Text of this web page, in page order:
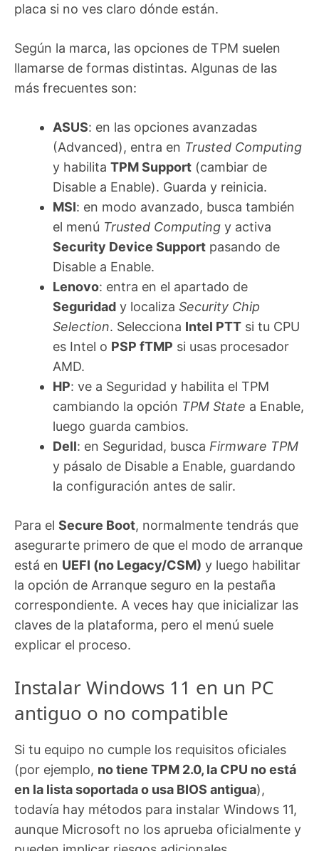
placa si no ves claro dónde están.
Según la marca, las opciones de TPM suelen
llamarse de formas distintas. Algunas de las
más frecuentes son:
ASUS: en las opciones avanzadas
(Advanced), entra en Trusted Computing
y habilita TPM Support (cambiar de
Disable a Enable). Guarda y reinicia.
MSI: en modo avanzado, busca también
el menú Trusted Computing y activa
Security Device Support pasando de
Disable a Enable.
Lenovo: entra en el apartado de
Seguridad y localiza Security Chip
Selection. Selecciona Intel PTT si tu CPU
es Intel o PSP fTMP si usas procesador
AMD.
HP: ve a Seguridad y habilita el TPM
cambiando la opción TPM State a Enable,
luego guarda cambios.
Dell: en Seguridad, busca Firmware TPM
y pásalo de Disable a Enable, guardando
la configuración antes de salir.
Para el Secure Boot, normalmente tendrás que
asegurarte primero de que el modo de arranque
está en UEFI (no Legacy/CSM) y luego habilitar
la opción de Arranque seguro en la pestaña
correspondiente. A veces hay que inicializar las
claves de la plataforma, pero el menú suele
explicar el proceso.
Instalar Windows 11 en un PC
antiguo o no compatible
Si tu equipo no cumple los requisitos oficiales
(por ejemplo, no tiene TPM 2.0, la CPU no está
en la lista soportada o usa BIOS antigua),
todavía hay métodos para instalar Windows 11,
aunque Microsoft no los aprueba oficialmente y